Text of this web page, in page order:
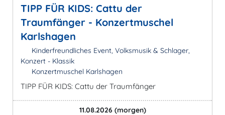
TIPP FÜR KIDS: Cattu der
Traumfänger - Konzertmuschel
Karlshagen
Kinderfreundliches Event, Volksmusik & Schlager,
Konzert - Klassik
Konzertmuschel Karlshagen
TIPP FÜR KIDS: Cattu der Traumfänger
11.08.2026 (morgen)